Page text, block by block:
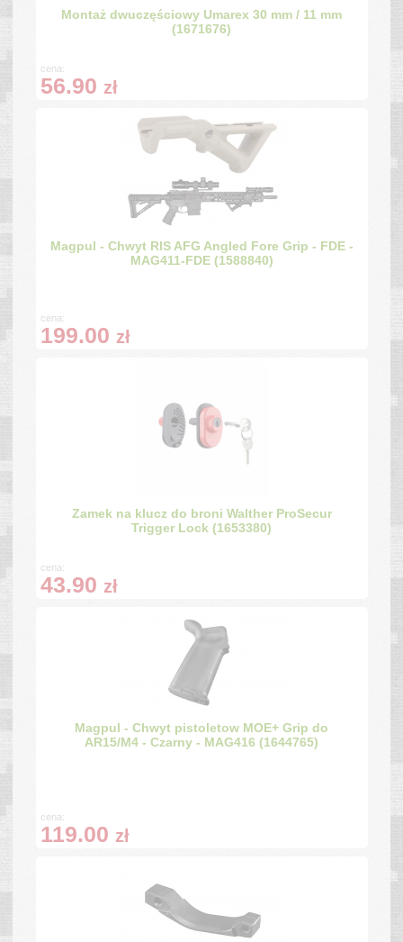
Montaż dwuczęściowy Umarex 30 mm / 11 mm
(1671676)
cena:
56.90 zł
Magpul - Chwyt RIS AFG Angled Fore Grip - FDE -
MAG411-FDE (1588840)
cena:
199.00 zł
Zamek na klucz do broni Walther ProSecur
Trigger Lock (1653380)
cena:
43.90 zł
Magpul - Chwyt pistoletow MOE+ Grip do
AR15/M4 - Czarny - MAG416 (1644765)
cena:
119.00 zł